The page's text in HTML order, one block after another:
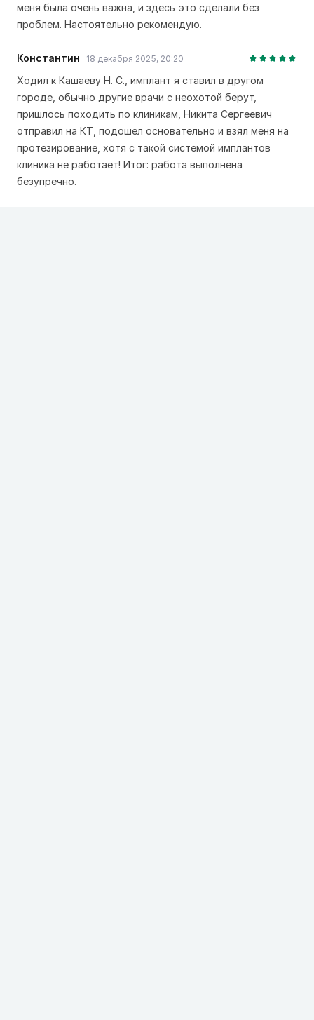
меня была очень важна, и здесь это сделали без
проблем. Настоятельно рекомендую.
Константин 18 декабря 2025, 20:20
Ходил к Кашаеву Н. С., имплант я ставил в другом
городе, обычно другие врачи с неохотой берут,
пришлось походить по клиникам, Никита Сергеевич
отправил на КТ, подошел основательно и взял меня на
протезирование, хотя с такой системой имплантов
клиника не работает! Итог: работа выполнена
безупречно.